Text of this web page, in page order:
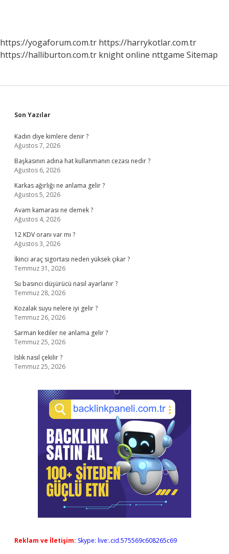
https://yogaforum.com.tr https://harrykotlar.com.tr
https://halliburton.com.tr knight online nttgame Sitemap
Sidebar
Son Yazılar
Kadın diye kimlere denir ?
Ağustos 7, 2026
Başkasının adına hat kullanmanın cezası nedir ?
Ağustos 6, 2026
Karkas ağırlığı ne anlama gelir ?
Ağustos 5, 2026
Avam kamarası ne demek ?
Ağustos 4, 2026
12 KDV oranı var mı ?
Ağustos 3, 2026
İkinci araç sigortası neden yüksek çıkar ?
Temmuz 31, 2026
Su basıncı düşürücü nasıl ayarlanır ?
Temmuz 28, 2026
Kozalak suyu nelere iyi gelir ?
Temmuz 26, 2026
Sarman kediler ne anlama gelir ?
Temmuz 25, 2026
Islık nasıl çekilir ?
Temmuz 25, 2026
Reklam ve İletişim: Skype: live:.cid.575569c608265c69